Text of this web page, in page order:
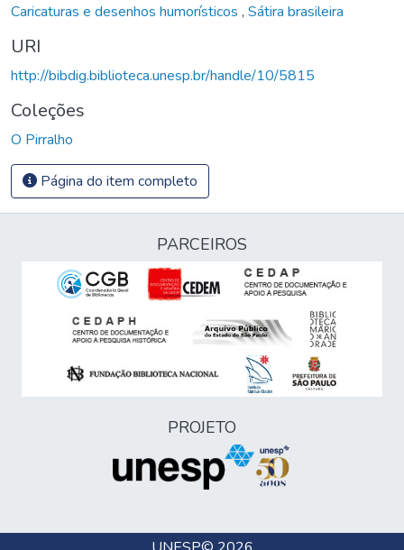
Caricaturas e desenhos humorísticos , Sátira brasileira
URI
http://bibdig.biblioteca.unesp.br/handle/10/5815
Coleções
O Pirralho
Página do item completo
PARCEIROS
PROJETO